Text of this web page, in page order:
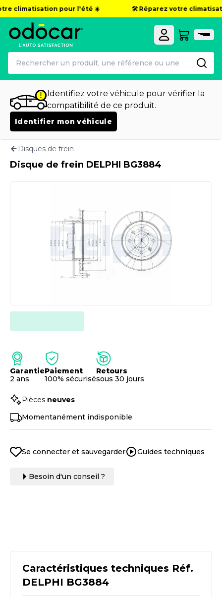
climatisation pour l'été ☀️ 🛠️ Réparez votre
Identifiez votre véhicule pour vérifier la
compatibilité de ce produit.
Identifier mon véhicule
Disques de frein
Caractéristiques techniques Réf.
DELPHI BG3884
Disque de frein DELPHI BG3884
Garantie
2 ans
Paiement
100% sécurisé
Retours
sous 30 jours
Pièces neuves
Momentanément indisponible
Se connecter et sauvegarder Guides techniques
Besoin d'un conseil ?